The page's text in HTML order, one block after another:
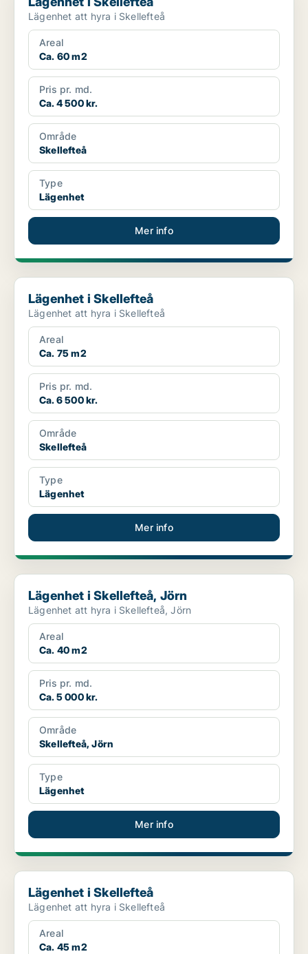
Lägenhet att hyra i Skellefteå
Areal
Ca. 60 m2
Pris pr. md.
Ca. 4 500 kr.
Område
Skellefteå
Type
Lägenhet
Mer info
Lägenhet i Skellefteå
Lägenhet i Skellefteå
Lägenhet att hyra i Skellefteå
Areal
Ca. 75 m2
Pris pr. md.
Ca. 6 500 kr.
Område
Skellefteå
Type
Lägenhet
Mer info
Lägenhet i Skellefteå, Jörn
Lägenhet i Skellefteå, Jörn
Lägenhet att hyra i Skellefteå, Jörn
Areal
Ca. 40 m2
Pris pr. md.
Ca. 5 000 kr.
Område
Skellefteå, Jörn
Type
Lägenhet
Mer info
Lägenhet i Skellefteå
Lägenhet i Skellefteå
Lägenhet att hyra i Skellefteå
Areal
Ca. 45 m2